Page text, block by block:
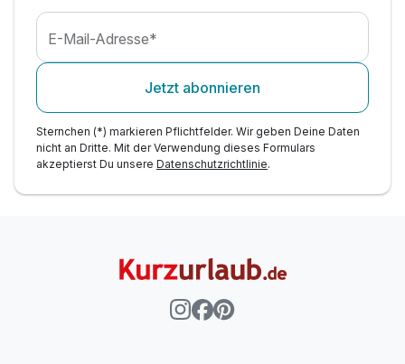
E-Mail-Adresse*
Jetzt abonnieren
Sternchen (*) markieren Pflichtfelder. Wir geben Deine Daten
nicht an Dritte. Mit der Verwendung dieses Formulars
akzeptierst Du unsere Datenschutzrichtlinie.